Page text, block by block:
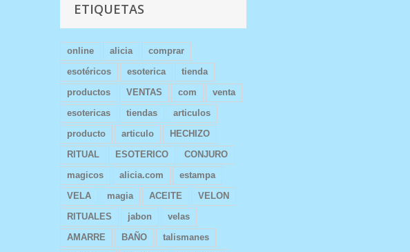
ETIQUETAS
online alicia
comprar
esotéricos
esoterica
tienda
productos
VENTAS com
venta
esotericas
tiendas
articulos
producto
articulo
HECHIZO
RITUAL
ESOTERICO
CONJURO
magicos
alicia.com
estampa
VELA
magia ACEITE
VELON
RITUALES
jabon
velas
AMARRE
BAÑO
talismanes